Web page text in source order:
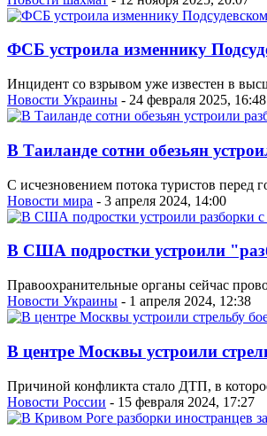
ФСБ устроила изменнику
Инцидент со взрывом уже известен в
Новости Украины - 24 февраля 2025, 16:48
В Таиланде сотни обезьян
С исчезновением потока туристов перед
Новости мира - 3 апреля 2024, 14:00
В США подростки устроили
Правоохранительные органы сейчас
Новости Украины - 1 апреля 2024, 12:38
В центре Москвы устроили
Причиной конфликта стало ДТП, в
Новости России - 15 февраля 2024, 17:27